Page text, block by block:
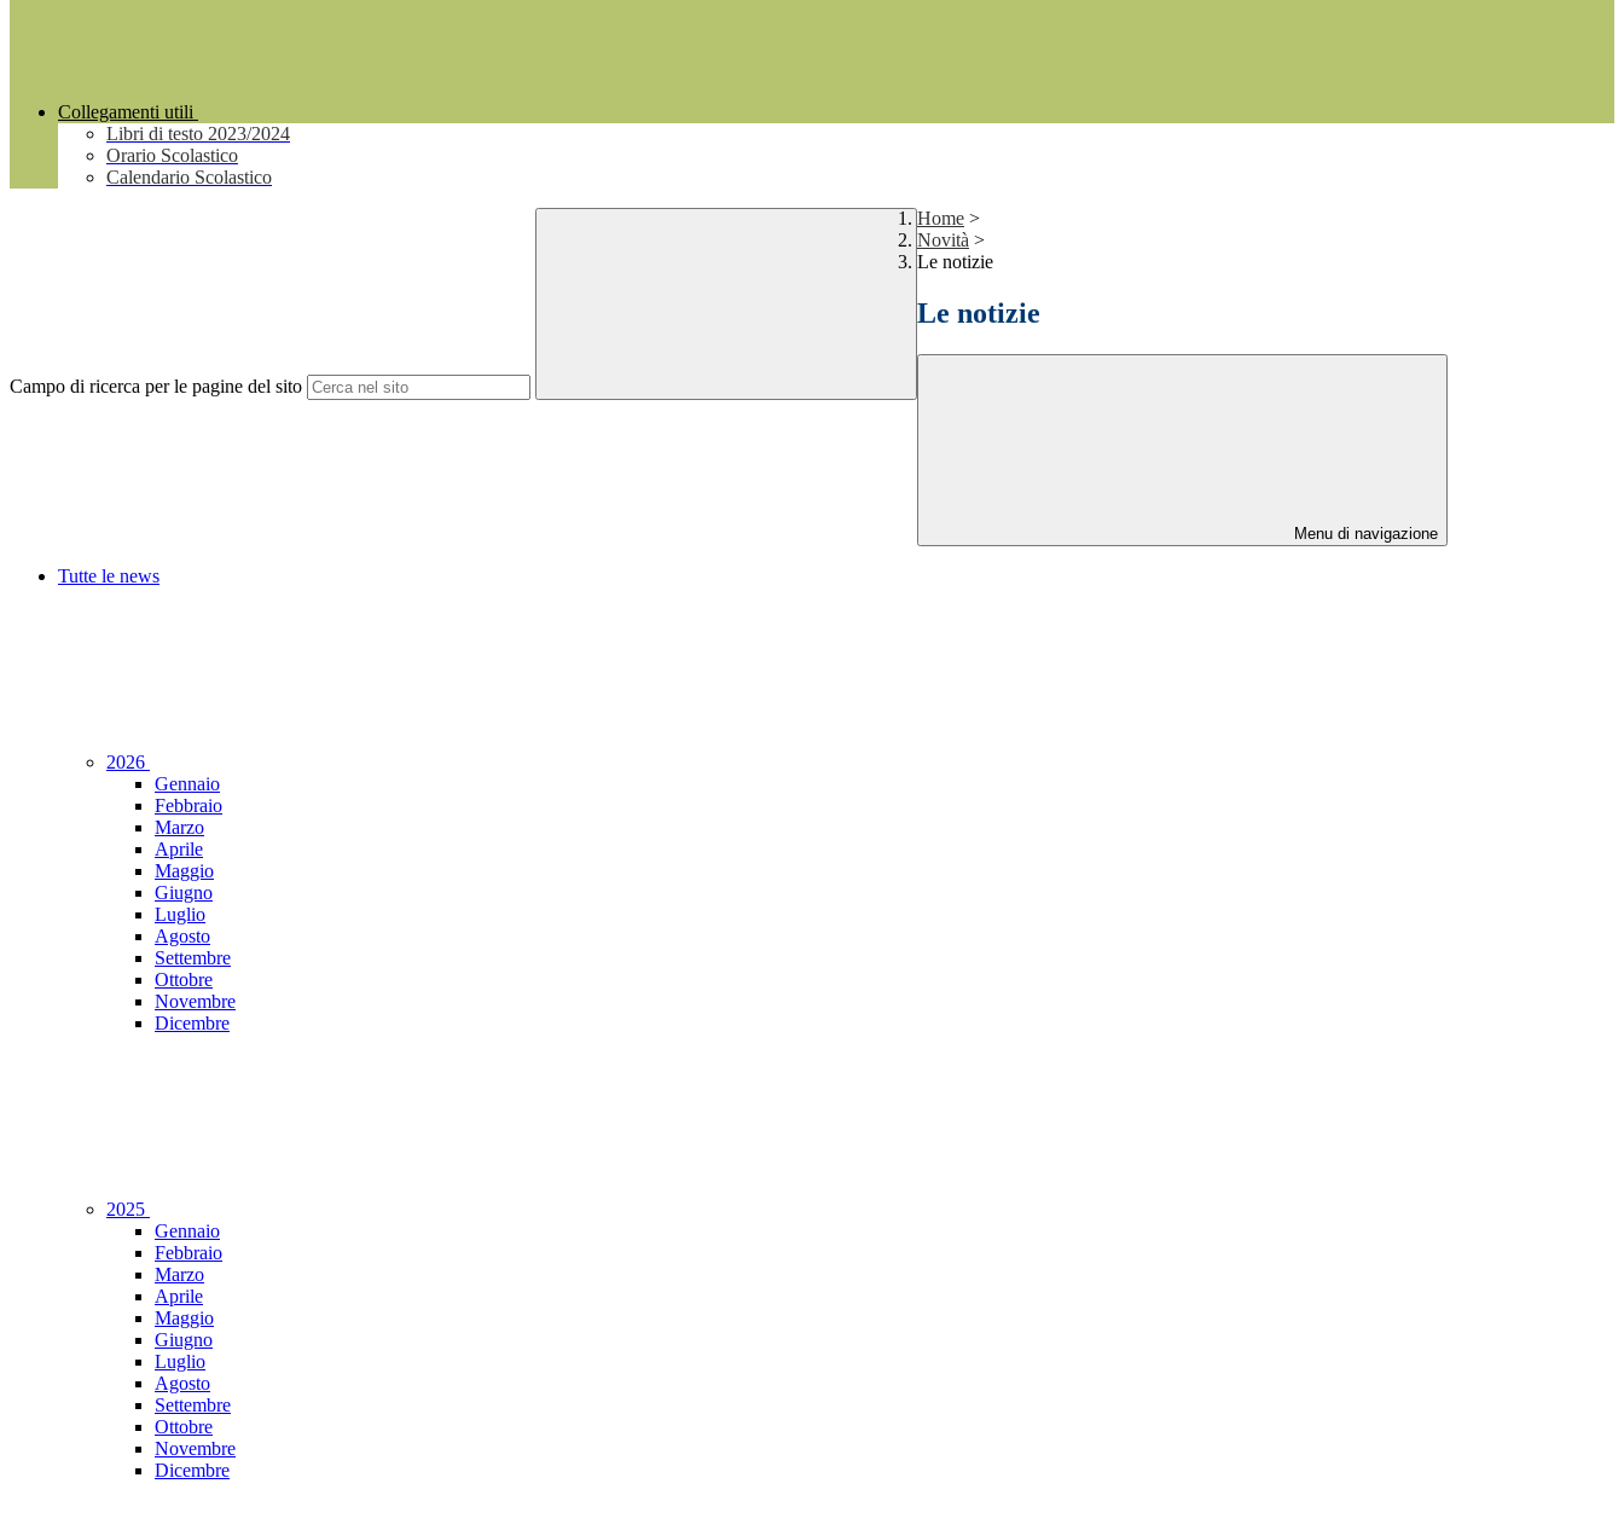
Collegamenti utili
Libri di testo 2023/2024
Orario Scolastico
Calendario Scolastico
Campo di ricerca per le pagine del sito
Home >
Novità >
Le notizie
Le notizie
Menu di navigazione
Tutte le news
2026
Gennaio
Febbraio
Marzo
Aprile
Maggio
Giugno
Luglio
Agosto
Settembre
Ottobre
Novembre
Dicembre
2025
Gennaio
Febbraio
Marzo
Aprile
Maggio
Giugno
Luglio
Agosto
Settembre
Ottobre
Novembre
Dicembre